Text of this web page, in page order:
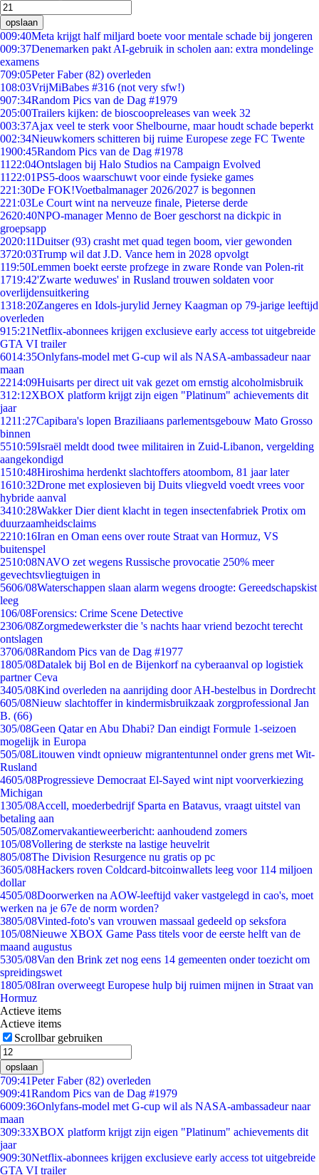
opslaan
009:40Meta krijgt half miljard boete voor mentale schade bij jongeren
009:37Denemarken pakt AI-gebruik in scholen aan: extra mondelinge
examens
709:05Peter Faber (82) overleden
108:03VrijMiBabes #316 (not very sfw!)
907:34Random Pics van de Dag #1979
205:00Trailers kijken: de bioscoopreleases van week 32
003:37Ajax veel te sterk voor Shelbourne, maar houdt schade beperkt
002:34Nieuwkomers schitteren bij ruime Europese zege FC Twente
1900:45Random Pics van de Dag #1978
11 22:04Ontslagen bij Halo Studios na Campaign Evolved
11 22:01PS5-doos waarschuwt voor einde fysieke games
221:30De FOK!Voetbalmanager 2026/2027 is begonnen
221:03Le Court wint na nerveuze finale, Pieterse derde
2620:40NPO-manager Menno de Boer geschorst na dickpic in
groepsapp
2020:11Duitser (93) crasht met quad tegen boom, vier gewonden
3720:03Trump wil dat J.D. Vance hem in 2028 opvolgt
119:50Lemmen boekt eerste profzege in zware Ronde van Polen-rit
1719:42'Zwarte weduwes' in Rusland trouwen soldaten voor
overlijdensuitkering
1318:20Zangeres en Idols-jurylid Jerney Kaagman op 79-jarige leeftijd
overleden
915:21Netflix-abonnees krijgen exclusieve early access tot uitgebreide
GTA VI trailer
6014:35Onlyfans-model met G-cup wil als NASA-ambassadeur naar
maan
2214:09Huisarts per direct uit vak gezet om ernstig alcoholmisbruik
312:12XBOX platform krijgt zijn eigen "Platinum" achievements dit
jaar
1211:27Capibara's lopen Braziliaans parlementsgebouw Mato Grosso
binnen
5510:59Israël meldt dood twee militairen in Zuid-Libanon, vergelding
aangekondigd
1510:48Hiroshima herdenkt slachtoffers atoombom, 81 jaar later
1610:32Drone met explosieven bij Duits vliegveld voedt vrees voor
hybride aanval
3410:28Wakker Dier dient klacht in tegen insectenfabriek Protix om
duurzaamheidsclaims
2210:16Iran en Oman eens over route Straat van Hormuz, VS
buitenspel
2510:08NAVO zet wegens Russische provocatie 250% meer
gevechtsvliegtuigen in
5606/08Waterschappen slaan alarm wegens droogte: Gereedschapskist
leeg
106/08Forensics: Crime Scene Detective
2306/08Zorgmedewerkster die 's nachts haar vriend bezocht terecht
ontslagen
3706/08Random Pics van de Dag #1977
1805/08Datalek bij Bol en de Bijenkorf na cyberaanval op logistiek
partner Ceva
3405/08Kind overleden na aanrijding door AH-bestelbus in Dordrecht
605/08Nieuw slachtoffer in kindermisbruikzaak zorgprofessional Jan
B. (66)
305/08Geen Qatar en Abu Dhabi? Dan eindigt Formule 1-seizoen
mogelijk in Europa
505/08Litouwen vindt opnieuw migrantentunnel onder grens met Wit-
Rusland
4605/08Progressieve Democraat El-Sayed wint nipt voorverkiezing
Michigan
1305/08Accell, moederbedrijf Sparta en Batavus, vraagt uitstel van
betaling aan
505/08Zomervakantieweerbericht: aanhoudend zomers
105/08Vollering de sterkste na lastige heuvelrit
805/08The Division Resurgence nu gratis op pc
3605/08Hackers roven Coldcard-bitcoinwallets leeg voor 114 miljoen
dollar
4505/08Doorwerken na AOW-leeftijd vaker vastgelegd in cao's, moet
werken na je 67e de norm worden?
3805/08Vinted-foto's van vrouwen massaal gedeeld op seksfora
105/08Nieuwe XBOX Game Pass titels voor de eerste helft van de
maand augustus
5305/08Van den Brink zet nog eens 14 gemeenten onder toezicht om
spreidingswet
1805/08Iran overweegt Europese hulp bij ruimen mijnen in Straat van
Hormuz
Actieve items
Actieve items
Scrollbar gebruiken
opslaan
709:41Peter Faber (82) overleden
909:41Random Pics van de Dag #1979
6009:36Onlyfans-model met G-cup wil als NASA-ambassadeur naar
maan
309:33XBOX platform krijgt zijn eigen "Platinum" achievements dit
jaar
909:30Netflix-abonnees krijgen exclusieve early access tot uitgebreide
GTA VI trailer